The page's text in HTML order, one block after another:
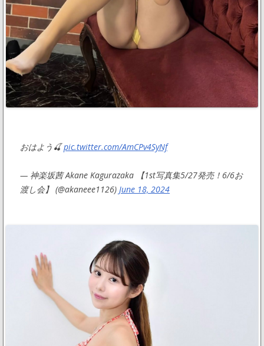
おはよう🍒pic.twitter.com/AmCPv4SyNf
— 神楽坂茜 Akane Kagurazaka 【1st写真集5/27発売！6/6お
渡し会】 (@akaneee1126) June 18, 2024